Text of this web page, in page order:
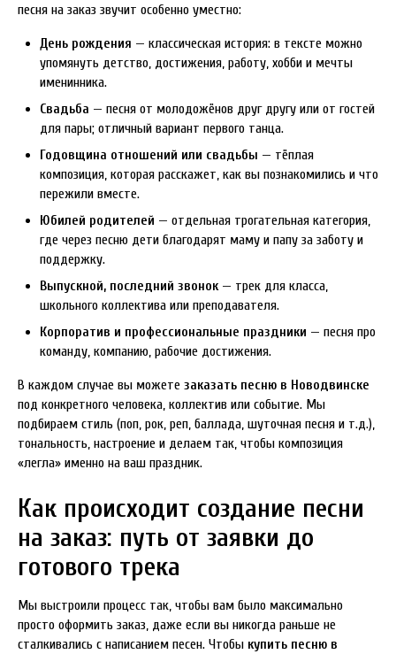
песня на заказ звучит особенно уместно:
День рождения — классическая история: в тексте можно
упомянуть детство, достижения, работу, хобби и мечты
именинника.
Свадьба — песня от молодожёнов друг другу или от гостей
для пары; отличный вариант первого танца.
Годовщина отношений или свадьбы — тёплая
композиция, которая расскажет, как вы познакомились и что
пережили вместе.
Юбилей родителей — отдельная трогательная категория,
где через песню дети благодарят маму и папу за заботу и
поддержку.
Выпускной, последний звонок— трек для класса,
школьного коллектива или преподавателя.
Корпоратив и профессиональные праздники — песня про
команду, компанию, рабочие достижения.
В каждом случае вы можете заказать песню в Новодвинске
под конкретного человека, коллектив или событие. Мы
подбираем стиль (поп, рок, реп, баллада, шуточная песня и т.д.),
тональность, настроение и делаем так, чтобы композиция
«легла» именно на ваш праздник.
Как происходит создание песни
на заказ: путь от заявки до
готового трека
Мы выстроили процесс так, чтобы вам было максимально
просто оформить заказ, даже если вы никогда раньше не
сталкивались с написанием песен. Чтобы купить песню в